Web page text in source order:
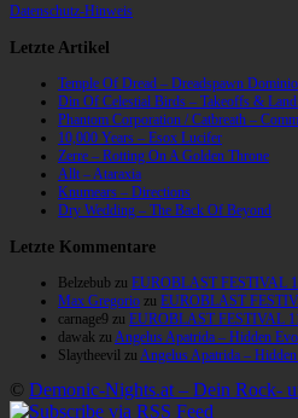
Datenschutz-Hinweis
Letzte Artikel
Temple Of Dread – Dreadspawn
Din Of Celestial Birds – Takeoffs &
Phantom Corporation / Catbreath –
10,000 Years – Esox Lucifer
Zerre – Rotting On A Golden Throne
Allt – Ataraxia
Knumears – Directions
Dry Wedding – The Back Of Beyond
Letzte Kommentare
Belzebub zu EUROBLAST FESTIVAL
Max Gregorio zu EUROBLAST
carnage9 zu EUROBLAST FESTIVAL
dawak zu Angelus Apatrida – Hidden
Slaytheevil zu Angelus Apatrida –
© Demonic-Nights.at – Dein Rock-